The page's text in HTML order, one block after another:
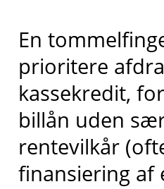
En
prioritere
kassekredit,
billån uden
rentevilkår
finansiering af